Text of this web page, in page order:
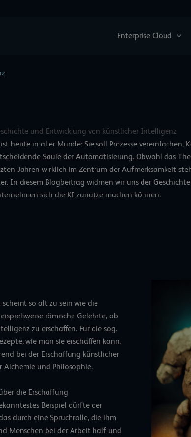
Enterprise Cloud
und Entwicklung von künstlicher Intelligenz
heute in aller Munde: Sie soll Prozesse vereinfachen,
Säule der Automatisierung. Obwohl das
Jahren wirklich im Zentrum der Aufmerksamkeit
In diesem Blogbeitrag widmen wir uns der
sich die KI zunutze machen können.
so alt zu sein wie die
römische Gelehrte, ob
zu erschaffen. Für die sog.
wie man sie erschaffen kann.
bei der Erschaffung künstlicher
und Philosophie.
die Erschaffung
Beispiel dürfte der
durch eine Spruchrolle, die ihm
Menschen bei der Arbeit half und